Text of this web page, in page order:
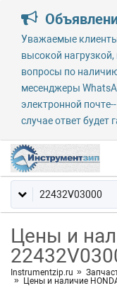
Уважаемые
высокой
вопросы по
месенджеры
электронной
случае ответ будет
Цены и
Instrumentzip.ru
Цены и наличие